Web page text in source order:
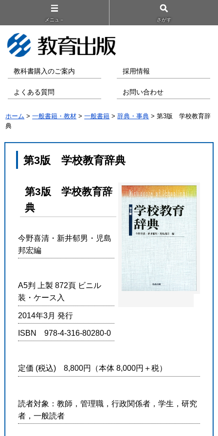
メニュ－ さがす
教科書購入のご案内 採用情報
よくある質問 お問い合わせ
ホーム >一般書籍・教材 >一般書籍 >辞典・事典 > 第3版 学校教育辞
典
第3版 学校教育辞典
第3版 学校教育辞
典
今野喜清・新井郁男・児島
邦宏編
A5判 上製 872頁 ビニル
装・ケース入
2014年3月 発行
ISBN 978-4-316-80280-0
定価 (税込) 8,800円（本体 8,000円＋税）
読者対象：教師，管理職，行政関係者，学生，研究
者，一般読者